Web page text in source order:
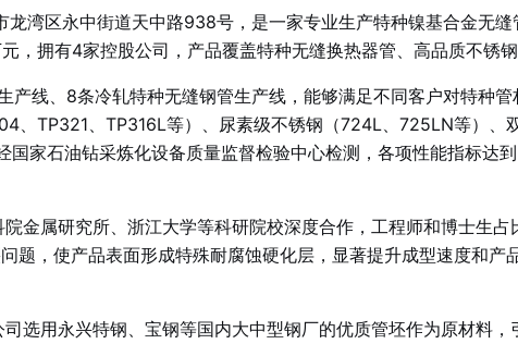
湾区永中街道天中路938号，是一家专业生产特种镍基合金无
，拥有4家控股公司，产品覆盖特种无缝换热器管、高品质不锈
产线、8条冷轧特种无缝钢管生产线，能够满足不同客户对特种
、TP321、TP316L等）、尿素级不锈钢（724L、725LN等）
国家石油钻采炼化设备质量监督检验中心检测，各项性能指标达
金属研究所、浙江大学等科研院校深度合作，工程师和博士生占
题，使产品表面形成特殊耐腐蚀硬化层，显著提升成型速度和产
选用永兴特钢、宝钢等国内大中型钢厂的优质管坯作为原材料